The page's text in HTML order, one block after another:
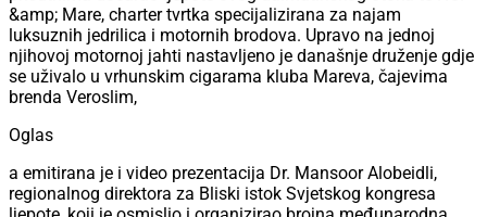
&amp; Mare, charter tvrtka specijalizirana za najam
luksuznih jedrilica i motornih brodova. Upravo na jednoj
njihovoj motornoj jahti nastavljeno je današnje druženje gdje
se uživalo u vrhunskim cigarama kluba Mareva, čajevima
brenda Veroslim,
Oglas
a emitirana je i video prezentacija Dr. Mansoor Alobeidli,
regionalnog direktora za Bliski istok Svjetskog kongresa